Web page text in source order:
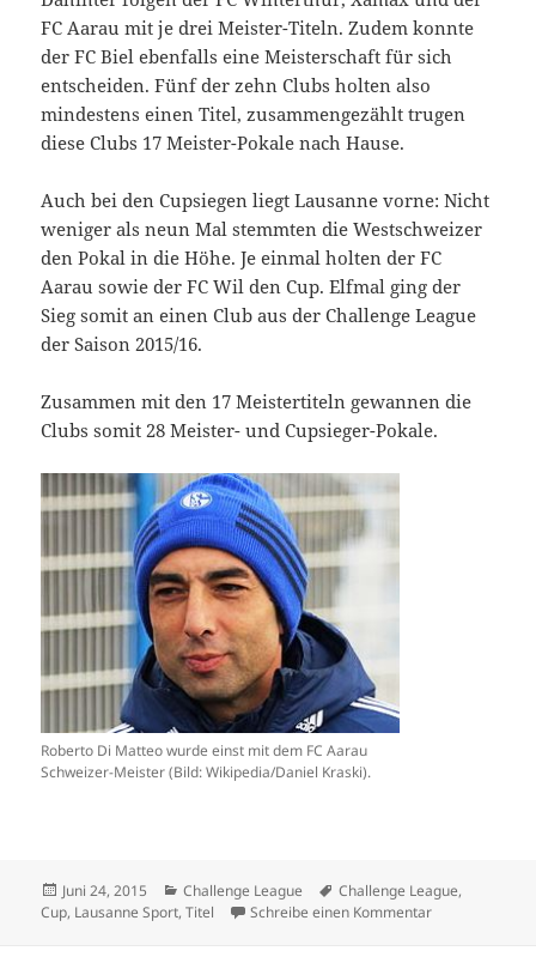
FC Aarau mit je drei Meister-Titeln. Zudem konnte
der FC Biel ebenfalls eine Meisterschaft für sich
entscheiden. Fünf der zehn Clubs holten also
mindestens einen Titel, zusammengezählt trugen
diese Clubs 17 Meister-Pokale nach Hause.
Auch bei den Cupsiegen liegt Lausanne vorne: Nicht
weniger als neun Mal stemmten die Westschweizer
den Pokal in die Höhe. Je einmal holten der FC
Aarau sowie der FC Wil den Cup. Elfmal ging der
Sieg somit an einen Club aus der Challenge League
der Saison 2015/16.
Zusammen mit den 17 Meistertiteln gewannen die
Clubs somit 28 Meister- und Cupsieger-Pokale.
Roberto Di Matteo wurde einst mit dem FC Aarau
Schweizer-Meister (Bild: Wikipedia/Daniel Kraski).
Veröffentlicht
am
Juni 24, 2015 Kategorien
Challenge League Schlagwörter
Challenge League,
Cup, Lausanne Sport,Titel Schreibe einen Kommentarzu 17